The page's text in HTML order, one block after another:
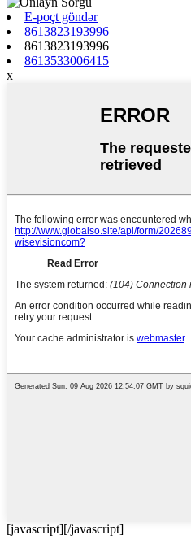
E-poçt göndər
8613823193996
8613823193996
8613533006415
x
[javascript][/javascript]